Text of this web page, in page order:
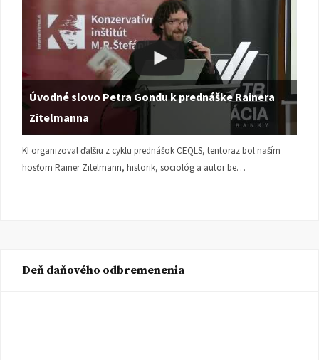
Úvodné slovo Petra Gondu k prednáške Rainera
Zitelmanna
KI organizoval ďalšiu z cyklu prednášok CEQLS, tentoraz bol naším
hosťom Rainer Zitelmann, historik, sociológ a autor be…
Deň daňového odbremenenia